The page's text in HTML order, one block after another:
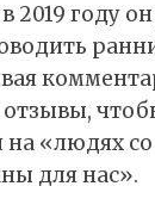
2019 году
отзывы,
на «людях
для нас».